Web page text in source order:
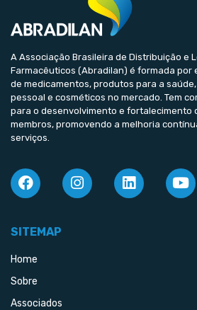
A Associação Brasileira de Distribuição e
Farmacêuticos (Abradilan) é formada por
de medicamentos, produtos para a
pessoal e cosméticos no mercado. Tem
para o desenvolvimento e fortalecimento
membros, promovendo a melhoria
serviços.
SITEMAP
Home
Sobre
Associados